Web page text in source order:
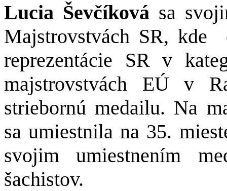
Lucia Ševčíková sa
Majstrovstvách SR, kde
reprezentácie SR v
majstrovstvách EÚ v
striebornú medailu. Na
sa umiestnila na 35.
svojim umiestnením
šachistov.